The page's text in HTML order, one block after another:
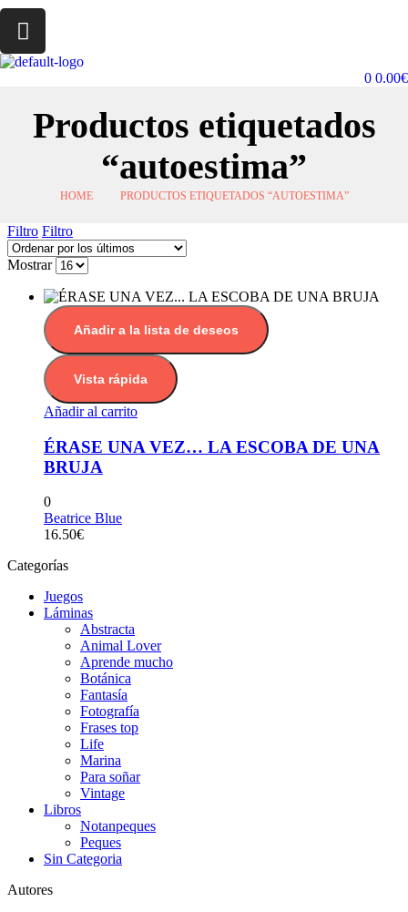
0 0.00€
Productos etiquetados
“autoestima”
HOME PRODUCTOS ETIQUETADOS “AUTOESTIMA”
Filtro Filtro
Mostrar
Añadir a la lista de deseos
Vista rápida
Añadir al carrito
ÉRASE UNA VEZ… LA ESCOBA DE UNA
BRUJA
0
Beatrice Blue
16.50€
Categorías
Juegos
Láminas
Abstracta
Animal Lover
Aprende mucho
Botánica
Fantasía
Fotografía
Frases top
Life
Marina
Para soñar
Vintage
Libros
Notanpeques
Peques
Sin Categoria
Autores